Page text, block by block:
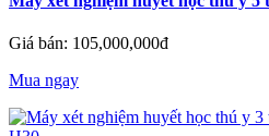
Giá bán: 105,000,000đ
Mua ngay